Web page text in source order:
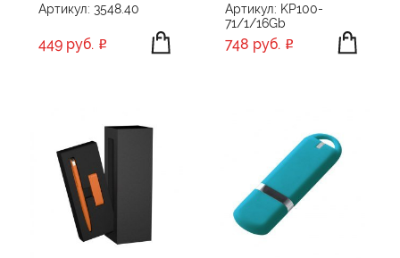
Артикул: 3548.40
449 руб.
Артикул: KP100-
71/1/16Gb
748 руб.